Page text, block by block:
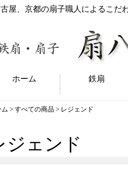
屋、京都の扇子職人によるこだ
ホーム 鉄扇
ム > すべての商品 > レジェンド
ジェンド